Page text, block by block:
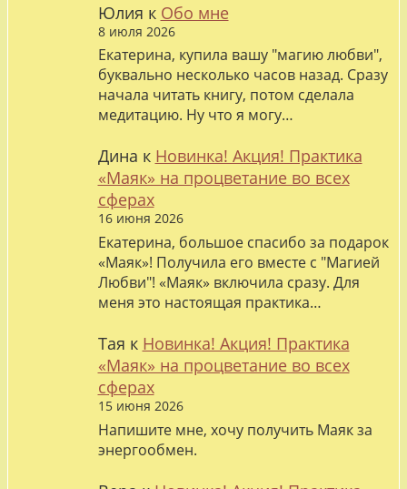
Юлия к Обо мне
8 июля 2026
Екатерина, купила вашу "магию любви",
буквально несколько часов назад. Сразу
начала читать книгу, потом сделала
медитацию. Ну что я могу…
Дина к Новинка! Акция! Практика
«Маяк» на процветание во всех
сферах
16 июня 2026
Екатерина, большое спасибо за подарок
«Маяк»! Получила его вместе с "Магией
Любви"! «Маяк» включила сразу. Для
меня это настоящая практика…
Тая к Новинка! Акция! Практика
«Маяк» на процветание во всех
сферах
15 июня 2026
Напишите мне, хочу получить Маяк за
энергообмен.